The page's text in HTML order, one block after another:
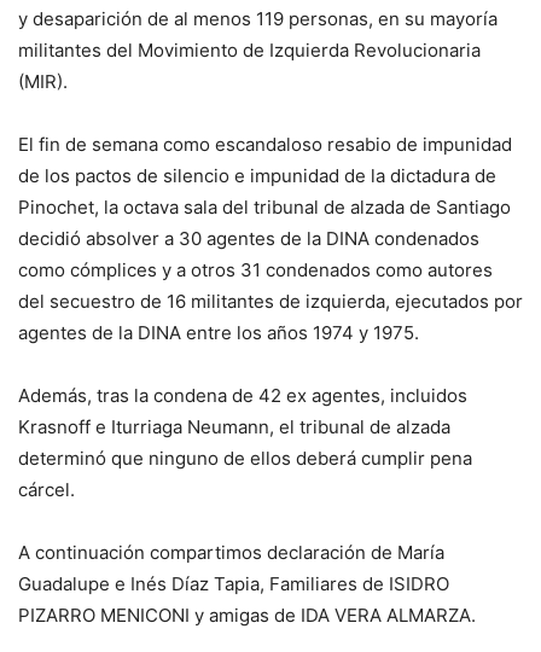
y desaparición de al menos 119 personas, en su mayoría
militantes del Movimiento de Izquierda Revolucionaria
(MIR).
El fin de semana como escandaloso resabio de impunidad
de los pactos de silencio e impunidad de la dictadura de
Pinochet, la octava sala del tribunal de alzada de Santiago
decidió absolver a 30 agentes de la DINA condenados
como cómplices y a otros 31 condenados como autores
del secuestro de 16 militantes de izquierda, ejecutados por
agentes de la DINA entre los años 1974 y 1975.
Además, tras la condena de 42 ex agentes, incluidos
Krasnoff e Iturriaga Neumann, el tribunal de alzada
determinó que ninguno de ellos deberá cumplir pena
cárcel.
A continuación compartimos declaración de María
Guadalupe e Inés Díaz Tapia, Familiares de ISIDRO
PIZARRO MENICONI y amigas de IDA VERA ALMARZA.